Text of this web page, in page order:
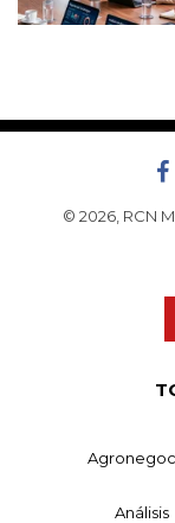
© 2026, RCN
Análisis